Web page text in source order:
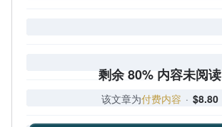
剩余 80% 内容未阅读
该文章为付费内容 · $8.80